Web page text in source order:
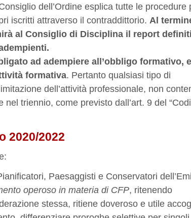
dell’Ordine esplica tutte le procedure
iscritti attraverso il contraddittorio. Al
al Consiglio di Disciplina il report
ad adempiere all’obbligo formativo, e
formativa. Pertanto qualsiasi tipo di
dell’attività professionale, non
triennio, come previsto dall’art. 9 del
2020/2022
Paesaggisti e Conservatori
operoso in materia di CFP, ritenendo
stessa, ritiene doveroso e utile